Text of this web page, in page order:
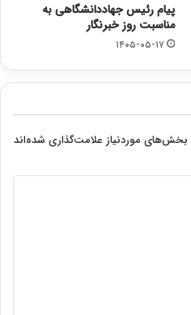
پیام رئیس جهاددانشگاهی به
مناسبت روز خبرنگار
۱۴۰۵-۰۵-۱۷
بخش‌های موردنیاز علامت‌گذاری شده‌اند